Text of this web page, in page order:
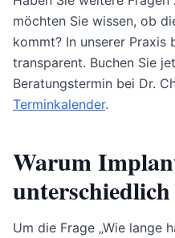
möchten Sie wissen, ob
kommt? In unserer
transparent. Buchen Sie
Beratungstermin bei Dr.
Terminkalender.
Warum
Um die Frage „Wie lange